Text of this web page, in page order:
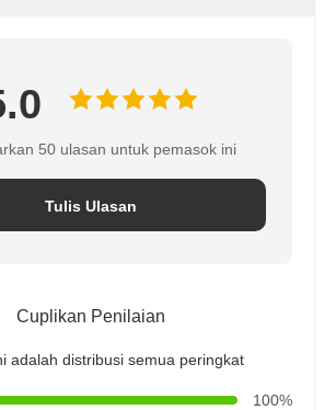
50 ulasan untuk pemasok ini
Tulis Ulasan
Cuplikan Penilaian
adalah distribusi semua peringkat
100%